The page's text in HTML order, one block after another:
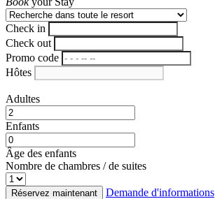
Check in
Check out
Promo code
Hôtes
Adultes
Enfants
Âge des enfants
Nombre de chambres / de suites
Réservez maintenant
Demande d'informations